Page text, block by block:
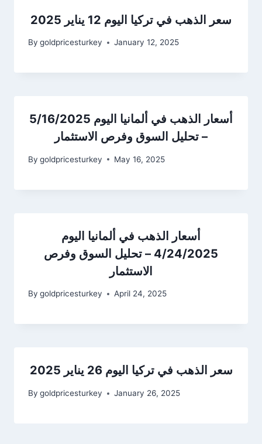
سعر الذهب في تركيا اليوم 12 يناير 2025
By goldpricesturkey January 12, 2025
أسعار الذهب في ألمانيا اليوم 5/16/2025
– تحليل السوق وفرص الاستثمار
By goldpricesturkey May 16, 2025
أسعار الذهب في ألمانيا اليوم
4/24/2025 – تحليل السوق وفرص
الاستثمار
By goldpricesturkey April 24, 2025
سعر الذهب في تركيا اليوم 26 يناير 2025
By goldpricesturkey January 26, 2025